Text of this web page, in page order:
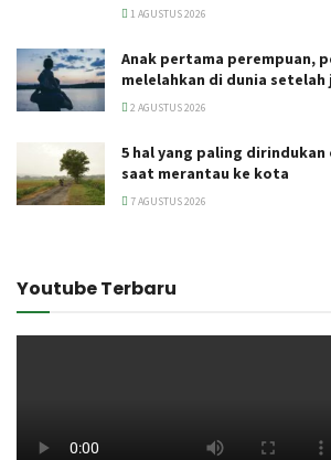
1 AGUSTUS 2026
Anak pertama perempuan,
melelahkan di dunia setelah
2 AGUSTUS 2026
5 hal yang paling dirindukan
saat merantau ke kota
7 AGUSTUS 2026
Youtube Terbaru